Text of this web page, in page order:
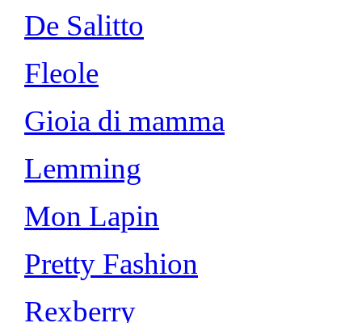
De Salitto
Fleole
Gioia di mamma
Lemming
Mon Lapin
Pretty Fashion
Rexberry